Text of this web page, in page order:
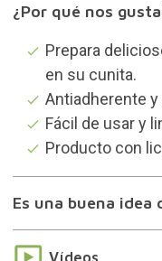
¿Por qué nos
Prepara
en su cunita.
Antiadherente
Fácil de usar y
Producto con
Es una buena idea
Vídeos